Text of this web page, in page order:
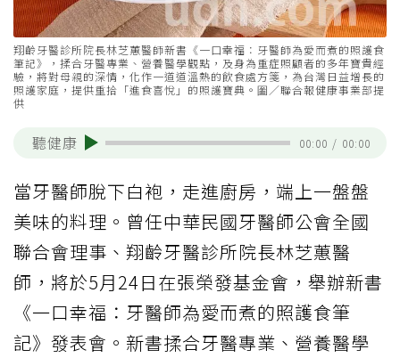
翔齡牙醫診所院長林芝蕙醫師新書《一口幸福：牙醫師為愛而煮的照護食
筆記》，揉合牙醫專業、營養醫學觀點，及身為重症照顧者的多年寶貴經
驗，將對母親的深情，化作一道道溫熱的飲食處方箋，為台灣日益增長的
照護家庭，提供重拾「進食喜悅」的照護寶典。圗／聯合報健康事業部提
供
聽健康 00:00 / 00:00
當牙醫師脫下白袍，走進廚房，端上一盤盤
美味的料理。曾任中華民國牙醫師公會全國
聯合會理事、翔齡牙醫診所院長林芝蕙醫
師，將於5月24日在張榮發基金會，舉辦新書
《一口幸福：牙醫師為愛而煮的照護食筆
記》發表會。新書揉合牙醫專業、營養醫學